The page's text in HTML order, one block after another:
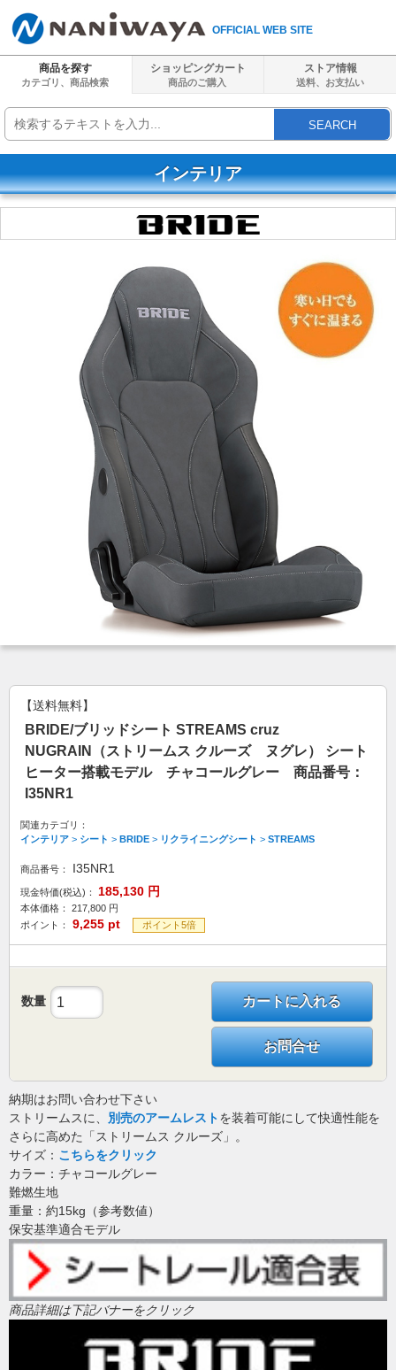
OFFICIAL WEB SITE
商品を探す
カテゴリ、商品検索
ショッピングカート
商品のご購入
ストア情報
送料、 お支払い
SEARCH
インテリア
【送料無料】
BRIDE/ブリッドシート STREAMS cruz
NUGRAIN（ストリームス クルーズ ヌグレ） シート
ヒーター搭載モデル チャコールグレー 商品番号：
I35NR1
関連カテゴリ：
インテリア > シート > BRIDE > リクライニングシート > STREAMS
商品番号： I35NR1
現金特価(税込)： 185,130 円
本体価格： 217,800 円
ポイント：
9,255 pt ポイント5倍
数量 カートに入れる
お問合せ
納期はお問い合わせ下さい
ストリームスに、 別売のアームレストを装着可能にして快適性能を
さらに高めた「ストリームス クルーズ」。
サイズ： こちらをクリック
カラー：チャコールグレー
難燃生地
重量：約15kg（参考数値）
保安基準適合モデル
商品詳細は下記バナーをクリック